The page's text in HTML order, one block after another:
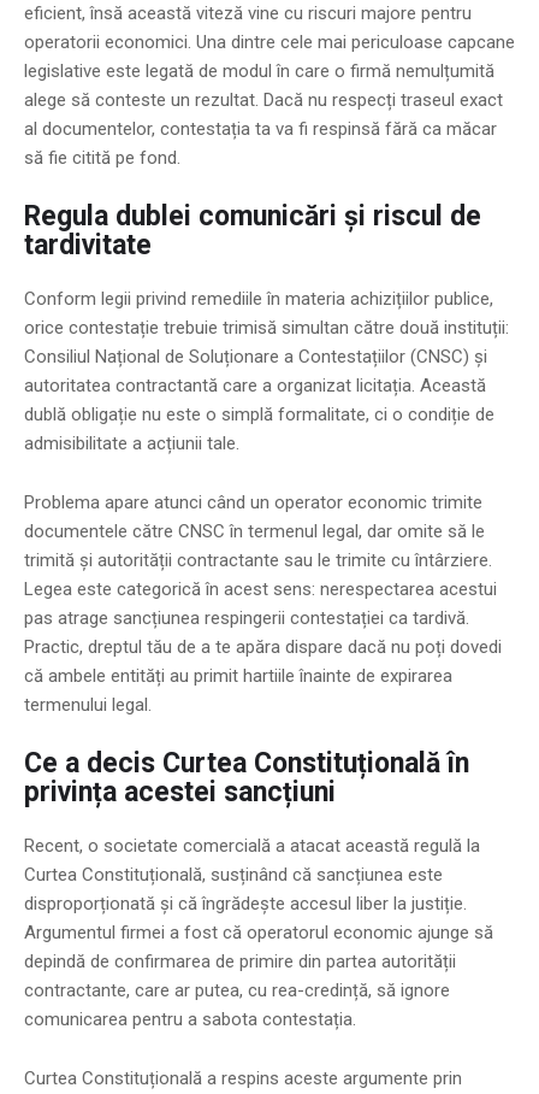
eficient, însă această viteză vine cu riscuri majore pentru
operatorii economici. Una dintre cele mai periculoase capcane
legislative este legată de modul în care o firmă nemulțumită
alege să conteste un rezultat. Dacă nu respecți traseul exact
al documentelor, contestația ta va fi respinsă fără ca măcar
să fie citită pe fond.
Regula dublei comunicări și riscul de
tardivitate
Conform legii privind remediile în materia achizițiilor publice,
orice contestație trebuie trimisă simultan către două instituții:
Consiliul Național de Soluționare a Contestațiilor (CNSC) și
autoritatea contractantă care a organizat licitația. Această
dublă obligație nu este o simplă formalitate, ci o condiție de
admisibilitate a acțiunii tale.
Problema apare atunci când un operator economic trimite
documentele către CNSC în termenul legal, dar omite să le
trimită și autorității contractante sau le trimite cu întârziere.
Legea este categorică în acest sens: nerespectarea acestui
pas atrage sancțiunea respingerii contestației ca tardivă.
Practic, dreptul tău de a te apăra dispare dacă nu poți dovedi
că ambele entități au primit hartiile înainte de expirarea
termenului legal.
Ce a decis Curtea Constituțională în
privința acestei sancțiuni
Recent, o societate comercială a atacat această regulă la
Curtea Constituțională, susținând că sancțiunea este
disproporționată și că îngrădește accesul liber la justiție.
Argumentul firmei a fost că operatorul economic ajunge să
depindă de confirmarea de primire din partea autorității
contractante, care ar putea, cu rea-credință, să ignore
comunicarea pentru a sabota contestația.
Curtea Constituțională a respins aceste argumente prin